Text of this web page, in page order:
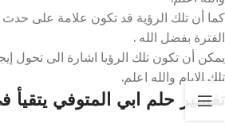
كما أن تلك الرؤية قد تكون علامة على حدث
الفترة بفضل الله .
يمكن أن تكون تلك الرؤيا اشارة الى تحول
تلك الايام والله اعلم.
تفسير حلم ابي المتوفي يتقيأ